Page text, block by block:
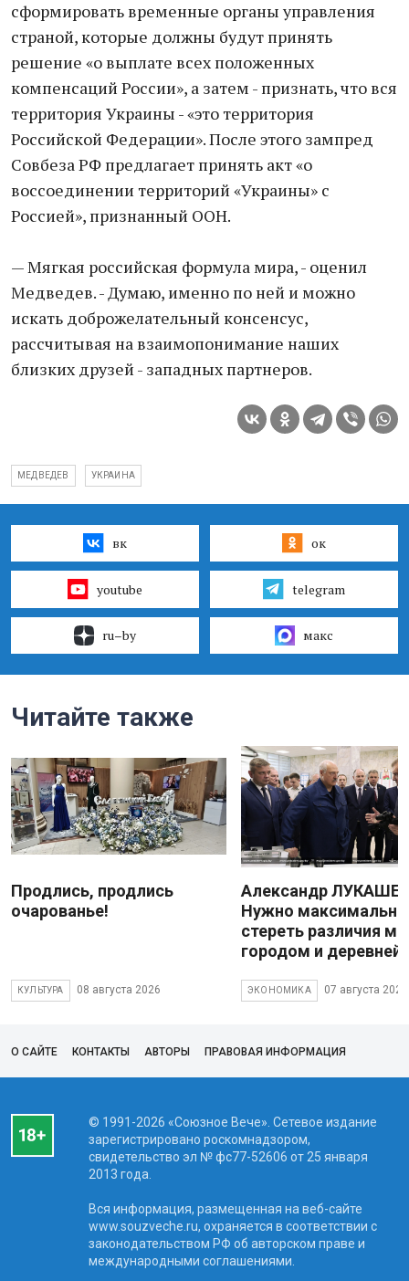
сформировать временные органы управления
страной, которые должны будут принять
решение «о выплате всех положенных
компенсаций России», а затем - признать, что вся
территория Украины - «это территория
Российской Федерации». После этого зампред
Совбеза РФ предлагает принять акт «о
воссоединении территорий «Украины» с
Россией», признанный ООН.
— Мягкая российская формула мира, - оценил
Медведев. - Думаю, именно по ней и можно
искать доброжелательный консенсус,
рассчитывая на взаимопонимание наших
близких друзей - западных партнеров.
МЕДВЕДЕВ УКРАИНА
вк ок
youtube telegram
ru–by макс
Читайте также
Продлись, продлись
очарованье!
КУЛЬТУРА 08 августа 2026
Александр
Нужно максимально
стереть различия
городом и деревней
ЭКОНОМИКА 07 августа 2026
О САЙТЕ КОНТАКТЫ АВТОРЫ ПРАВОВАЯ ИНФОРМАЦИЯ
© 1991-2026 «Союзное Вече». Сетевое издание
зарегистрировано роскомнадзором,
свидетельство эл № фc77-52606 от 25 января
2013 года.
Вся информация, размещенная на веб-сайте
www.souzveche.ru, охраняется в соответствии с
законодательством РФ об авторском праве и
международными соглашениями.